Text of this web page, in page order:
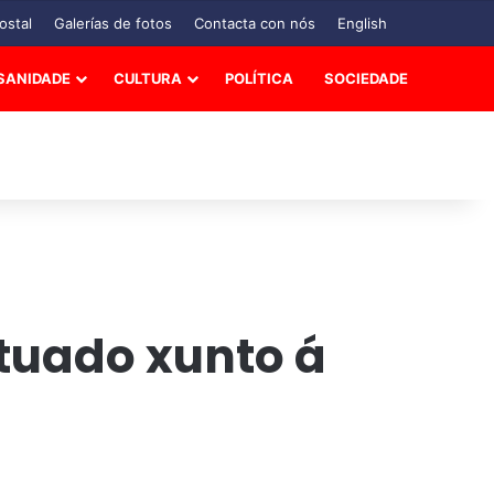
Galerías de fotos Contacta con nós English
CULTURA POLÍTICA SOCIEDADE
xunto á